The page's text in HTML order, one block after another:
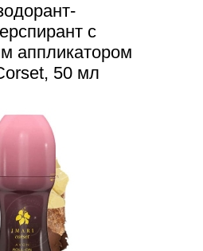
с
аппликатором
50 мл